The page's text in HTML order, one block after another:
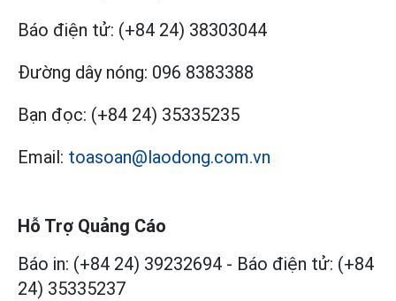
Báo điện tử: (+84 24) 38303044
Đường dây nóng: 096 8383388
Bạn đọc: (+84 24) 35335235
Email: toasoan@laodong.com.vn
Hỗ Trợ Quảng Cáo
Báo in: (+84 24) 39232694 - Báo điện tử: (+84
24) 35335237